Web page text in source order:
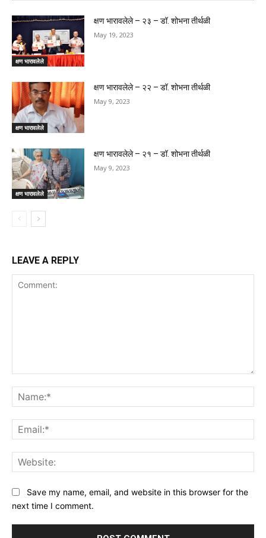
क्षण भारावलेले
क्षण भारावलेले – २३ – डॉ. शोभना तीर्थळी
May 19, 2023
क्षण भारावलेले
क्षण भारावलेले – २२ – डॉ. शोभना तीर्थळी
May 9, 2023
क्षण भारावलेले
क्षण भारावलेले – २१ – डॉ. शोभना तीर्थळी
May 9, 2023
LEAVE A REPLY
Save my name, email, and website in this browser for the
next time I comment.